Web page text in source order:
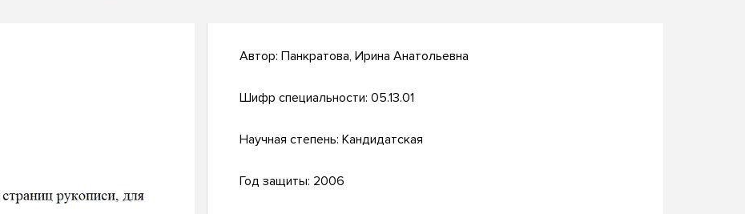
Автор: Панкратова, Ирина Анатольевна
Шифр специальности: 05.13.01
Научная степень: Кандидатская
Год защиты: 2006